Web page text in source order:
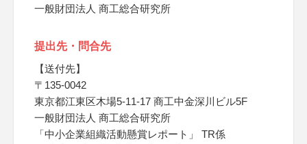
一般財団法人 商工総合研究所
提出先・問合先
【送付先】
〒135-0042
東京都江東区木場5-11-17 商工中金深川ビル5F
一般財団法人 商工総合研究所
「中小企業組織活動懸賞レポート」 TR係